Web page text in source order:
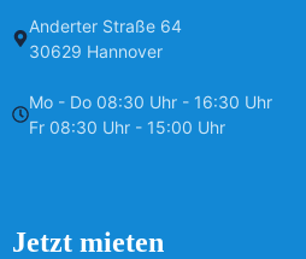
Anderter Straße 64
30629 Hannover
Mo - Do 08:30 Uhr - 16:30 Uhr
Fr 08:30 Uhr - 15:00 Uhr
Jetzt mieten